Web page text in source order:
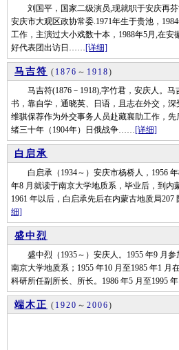
刘国平，国家二级演员,现就职于安庆再芬
安庆市大观区政协常委.1971年生于贵池，
工作，主演过大小戏数十本，1988年5月,在安
好代表团出访日……[详细]
马吉符 ( 1876 ～ 1918)
马吉符(1876－1918),字竹君，安庆人。马
书，靠自学，通晓英、日语，且志在外交，
维骐保荐作为外交事务人员赴藏襄助工作，
绪三十年（1904年）日俄战争……[详细]
白启承
白启承（1934～）安庆市杨桥人，1956 年
年8 月就读于南京大学地质系，毕业后，到内
1961 年以后，白启承先后在内蒙古地质局
细]
盛中烈
盛中烈（1935～）安庆人。1955 年9 月参
南京大学地质系；1955 年10 月至1985 年1
科研所任副所长、所长。1986 年5 月至1995
端木正 ( 1920 ～ 2006)